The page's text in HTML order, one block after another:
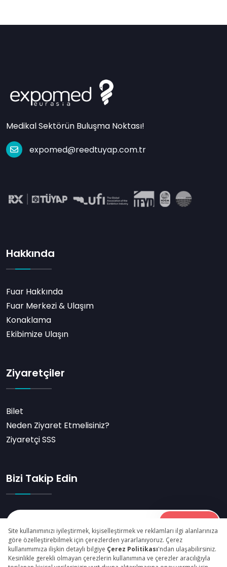
Medikal Sektörün Buluşma Noktası!
expomed@reedtuyap.com.tr
Hakkında
Fuar Hakkında
Fuar Merkezi & Ulaşım
Konaklama
Ekibimize Ulaşın
Ziyaretçiler
Bilet
Neden Ziyaret Etmelisiniz?
Ziyaretçi SSS
Bizi Takip Edin